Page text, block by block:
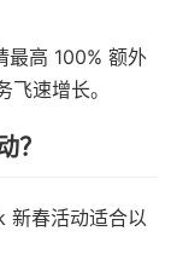
最高 100% 额外
速增长。
？
新春活动适合以